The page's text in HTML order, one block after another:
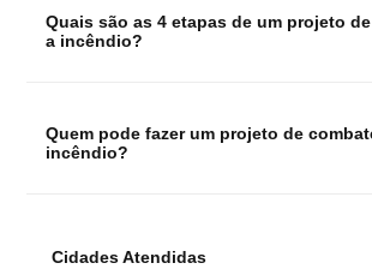
Quais são as 4 etapas de um projeto
a incêndio?
Quem pode fazer um projeto de
incêndio?
Cidades Atendidas